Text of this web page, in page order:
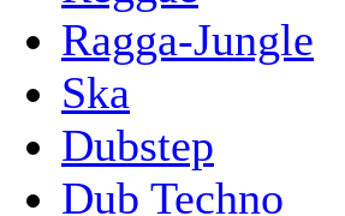
Ragga-Jungle
Ska
Dubstep
Dub Techno